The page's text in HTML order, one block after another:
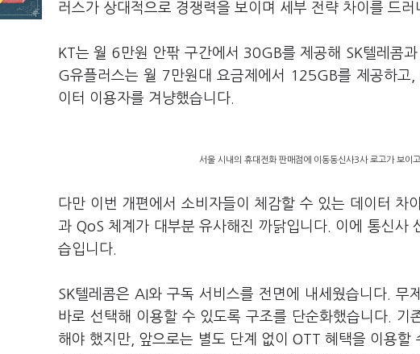
러스가 상대적으로 경쟁력을 보이며 세부 전략 차이를 드러
KT는 월 6만원 안팎 구간에서 30GB를 제공해 SK텔레콤
G유플러스는 월 7만원대 요금제에서 125GB를 제공하
이터 이용자를 겨냥했습니다.
서울 시내의 휴대전화 판매점에 이동동신사3사 로고가 보이
다만 이번 개편에서 소비자들이 체감할 수 있는 데이터 차
과 QoS 체계가 대부분 유사해진 까닭입니다. 이에 통신사
습입니다.
SK텔레콤은 AI와 구독 서비스를 전면에 내세웠습니다.
바로 선택해 이용할 수 있도록 구조를 단순화했습니다.
해야 했지만, 앞으로는 별도 단계 없이 OTT 혜택을 이용